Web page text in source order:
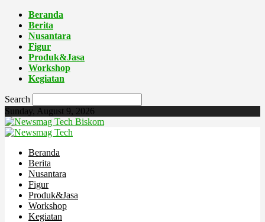
Beranda
Berita
Nusantara
Figur
Produk&Jasa
Workshop
Kegiatan
Search
Sunday, August 9, 2026
Biskom
Beranda
Berita
Nusantara
Figur
Produk&Jasa
Workshop
Kegiatan